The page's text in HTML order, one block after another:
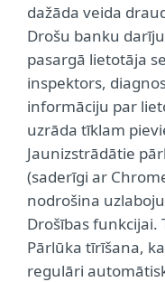
dažāda veida
Drošu banku
pasargā lietotāja
inspektors,
informāciju par
uzrāda tīklam
Jaunizstrādātie
(saderīgi ar
nodrošina
Drošības funkcijai.
Pārlūka tīrīšana,
regulāri